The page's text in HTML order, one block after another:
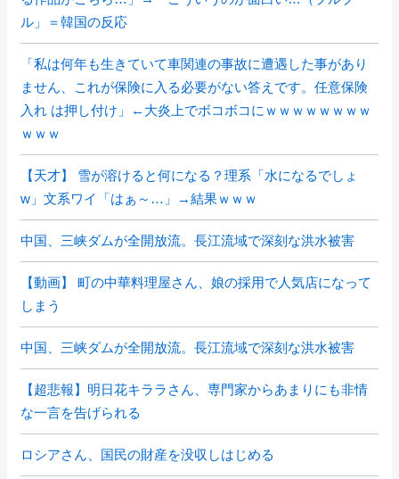
ル」＝韓国の反応
「私は何年も生きていて車関連の事故に遭遇した事があり
ません、これが保険に入る必要がない答えです。任意保険
入れ は押し付け」←大炎上でボコボコにｗｗｗｗｗｗｗｗ
ｗｗｗ
【天才】 雪が溶けると何になる？理系「水になるでしょ
w」文系ワイ「はぁ～…」→結果ｗｗｗ
中国、三峡ダムが全開放流。長江流域で深刻な洪水被害
【動画】 町の中華料理屋さん、娘の採用で人気店になって
しまう
中国、三峡ダムが全開放流。長江流域で深刻な洪水被害
【超悲報】明日花キララさん、専門家からあまりにも非情
な一言を告げられる
ロシアさん、国民の財産を没収しはじめる